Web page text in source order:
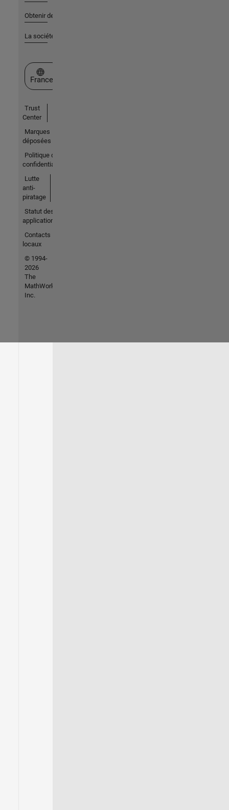
Obtenir de l'aide
La société
Sélectionner un site web
France
Trust
Center
Marques
déposées
Politique de
confidentialité
Lutte
anti-
piratage
Statut des
applications
Contacts
locaux
© 1994-
2026
The
MathWorks,
Inc.